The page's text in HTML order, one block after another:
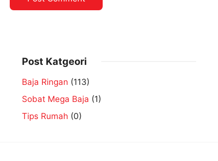
Post Katgeori
Baja Ringan (113)
Sobat Mega Baja (1)
Tips Rumah (0)